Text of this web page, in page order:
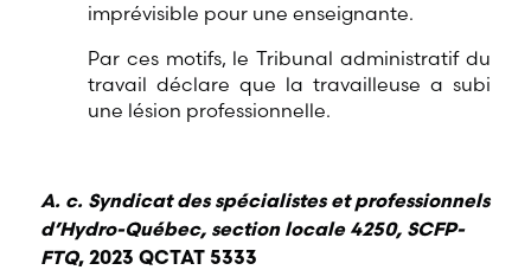
imprévisible pour une enseignante.
Par ces motifs, le Tribunal administratif du
travail déclare que la travailleuse a subi
une lésion professionnelle.
A. c. Syndicat des spécialistes et professionnels
d’Hydro-Québec, section locale 4250, SCFP-
FTQ, 2023 QCTAT 5333